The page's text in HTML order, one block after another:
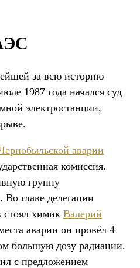
за всю историю
1987 года начался суд
электростанции,
аварии
комиссия.
группу
главе делегации
стоял химик Валерий
аварии он провёл 4
большую дозу радиации.
с предложением